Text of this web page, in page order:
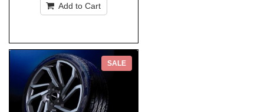
Add to Cart
SALE